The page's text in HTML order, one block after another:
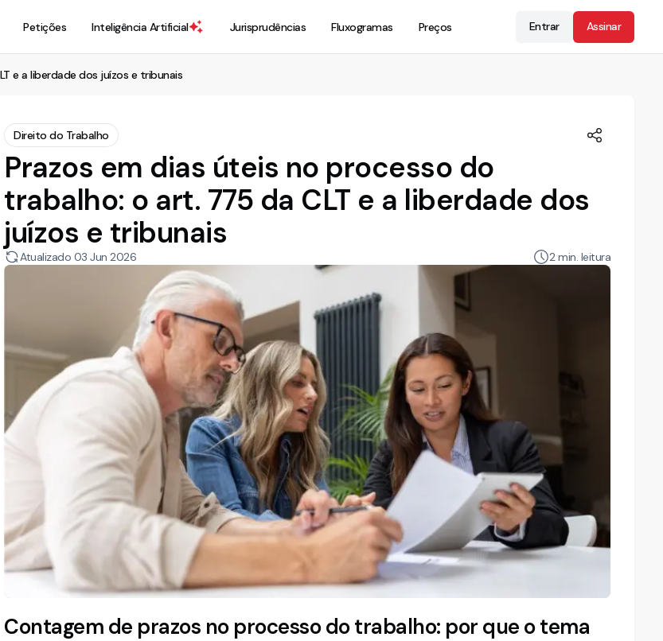
Petições Inteligência Artificial Jurisprudências Fluxogramas Preços Entrar Assinar
e a liberdade dos juízos e tribunais
Direito do Trabalho
Prazos em dias úteis no processo do
trabalho: o art. 775 da CLT e a liberdade dos
juízos e tribunais
Atualizado 03 Jun 2026 2min. leitura
Contagem de prazos no processo do trabalho: por que o tema